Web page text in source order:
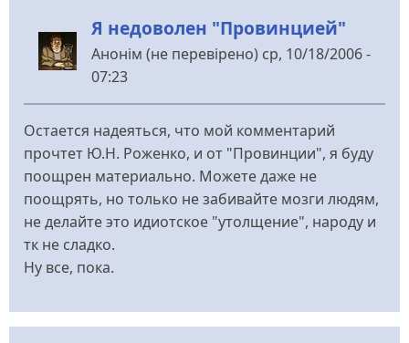
Я недоволен "Провинцией"
Анонім (не перевірено) ср, 10/18/2006 -
07:23
Остается надеяться, что мой комментарий
прочтет Ю.Н. Роженко, и от "Провинции", я буду
поощрен материально. Можете даже не
поощрять, но только не забивайте мозги людям,
не делайте это идиотское "утолщение", народу и
тк не сладко.
Ну все, пока.